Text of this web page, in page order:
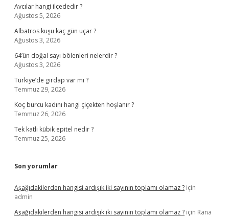
Avcılar hangi ilçededir ?
Ağustos 5, 2026
Albatros kuşu kaç gün uçar ?
Ağustos 3, 2026
64’ün doğal sayı bölenleri nelerdir ?
Ağustos 3, 2026
Türkiye’de girdap var mı ?
Temmuz 29, 2026
Koç burcu kadını hangi çiçekten hoşlanır ?
Temmuz 26, 2026
Tek katlı kübik epitel nedir ?
Temmuz 25, 2026
Son yorumlar
Aşağıdakilerden hangisi ardışık iki sayının toplamı olamaz ? için
admin
Aşağıdakilerden hangisi ardışık iki sayının toplamı olamaz ? için Rana